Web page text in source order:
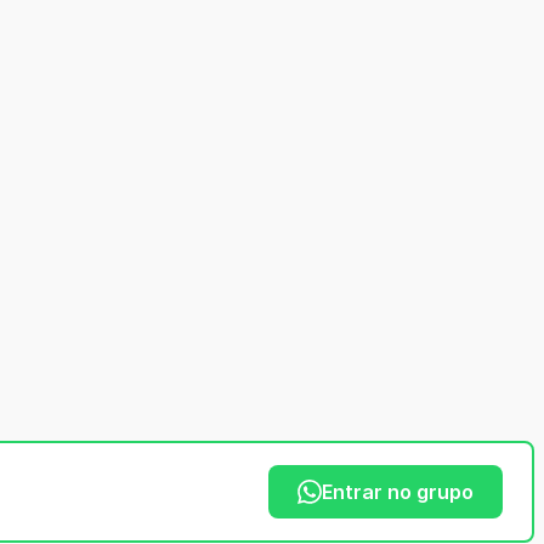
Entrar no grupo